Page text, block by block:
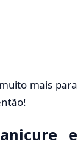
mais para
e